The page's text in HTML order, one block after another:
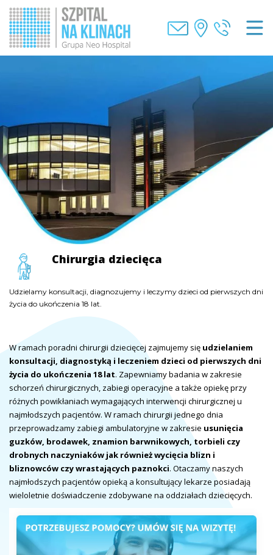
Chirurgia dziecięca
Udzielamy konsultacji, diagnozujemy i leczymy dzieci od pierwszych dni
życia do ukończenia 18 lat.
Chirurgia dziecięca
Udzielamy konsultacji, diagnozujemy i leczymy dzieci od pierwszych dni
życia do ukończenia 18 lat.
Chirurgia dziecięca
Udzielamy konsultacji, diagnozujemy i leczymy dzieci od pierwszych dni
życia do ukończenia 18 lat.
W ramach poradni chirurgii dziecięcej zajmujemy się udzielaniem
konsultacji, diagnostyką i leczeniem dzieci od pierwszych dni
życia do ukończenia 18 lat. Zapewniamy badania w zakresie
schorzeń chirurgicznych, zabiegi operacyjne a także opiekę przy
różnych powikłaniach wymagających interwencji chirurgicznej u
najmłodszych pacjentów. W ramach chirurgii jednego dnia
przeprowadzamy zabiegi ambulatoryjne w zakresie usunięcia
guzków, brodawek, znamion barwnikowych, torbieli czy
drobnych naczyniaków jak również wycięcia blizn i
bliznowców czy wrastających paznokci. Otaczamy naszych
najmłodszych pacjentów opieką a konsultujący lekarze posiadają
wieloletnie doświadczenie zdobywane na oddziałach dziecięcych.